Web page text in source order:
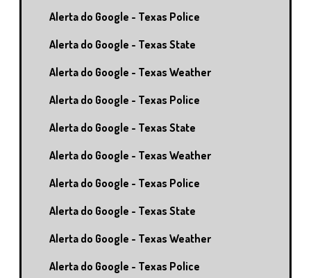
Alerta do Google - Texas Police
Alerta do Google - Texas State
Alerta do Google - Texas Weather
Alerta do Google - Texas Police
Alerta do Google - Texas State
Alerta do Google - Texas Weather
Alerta do Google - Texas Police
Alerta do Google - Texas State
Alerta do Google - Texas Weather
Alerta do Google - Texas Police